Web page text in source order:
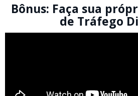
Bônus: Faça sua
de Tráfego